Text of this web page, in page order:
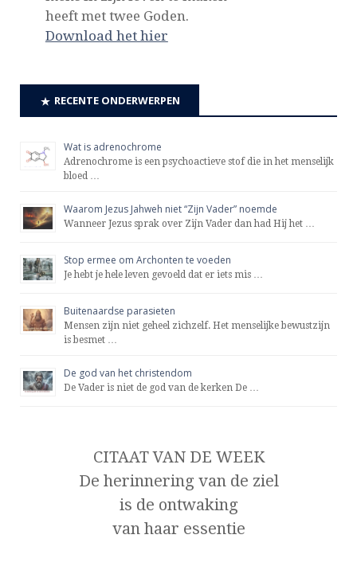
heeft met twee Goden.
Download het hier
RECENTE ONDERWERPEN
Wat is adrenochrome
Adrenochrome is een psychoactieve stof die in het menselijk
bloed …
Waarom Jezus Jahweh niet “Zijn Vader” noemde
Wanneer Jezus sprak over Zijn Vader dan had Hij het …
Stop ermee om Archonten te voeden
Je hebt je hele leven gevoeld dat er iets mis …
Buitenaardse parasieten
Mensen zijn niet geheel zichzelf. Het menselijke bewustzijn
is besmet …
De god van het christendom
De Vader is niet de god van de kerken De …
CITAAT VAN DE WEEK
De herinnering van de ziel
is de ontwaking
van haar essentie